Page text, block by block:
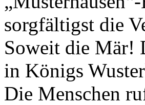
sorgfältigst die
Soweit die Mär!
in Königs
Die Menschen